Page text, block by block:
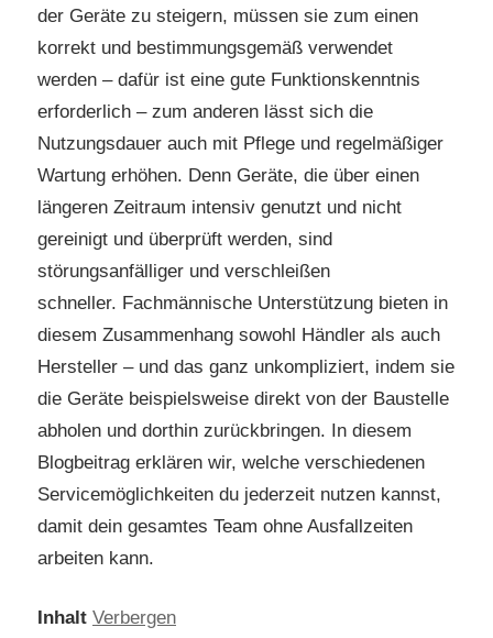
der Geräte zu steigern, müssen sie zum einen
korrekt und bestimmungsgemäß verwendet
werden – dafür ist eine gute Funktionskenntnis
erforderlich – zum anderen lässt sich die
Nutzungsdauer auch mit Pflege und regelmäßiger
Wartung erhöhen. Denn Geräte, die über einen
längeren Zeitraum intensiv genutzt und nicht
gereinigt und überprüft werden, sind
störungsanfälliger und verschleißen
schneller. Fachmännische Unterstützung bieten in
diesem Zusammenhang sowohl Händler als auch
Hersteller – und das ganz unkompliziert, indem sie
die Geräte beispielsweise direkt von der Baustelle
abholen und dorthin zurückbringen. In diesem
Blogbeitrag erklären wir, welche verschiedenen
Servicemöglichkeiten du jederzeit nutzen kannst,
damit dein gesamtes Team ohne Ausfallzeiten
arbeiten kann.
Inhalt Verbergen